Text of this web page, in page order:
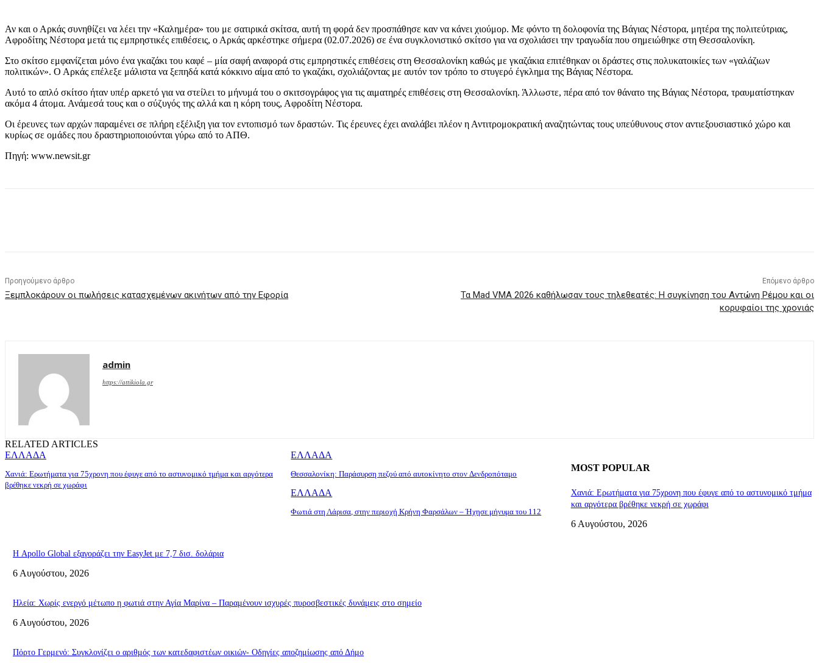
Αν και ο Αρκάς συνηθίζει να λέει την «Καλημέρα» του με σατιρικά σκίτσα, αυτή τη φορά δεν προσπάθησε καν να κάνει χιούμορ. Με φόντο τη δολοφονία της Βάγιας Νέστορα, μητέρα της πολιτεύτριας,
Αφροδίτης Νέστορα μετά τις εμπρηστικές επιθέσεις, ο Αρκάς αρκέστηκε σήμερα (02.07.2026) σε ένα συγκλονιστικό σκίτσο για να σχολιάσει την τραγωδία που σημειώθηκε στη Θεσσαλονίκη.
Στο σκίτσο εμφανίζεται μόνο ένα γκαζάκι του καφέ – μία σαφή αναφορά στις εμπρηστικές επιθέσεις στη Θεσσαλονίκη καθώς με γκαζάκια επιτέθηκαν οι δράστες στις πολυκατοικίες των «γαλάζιων
πολιτικών». Ο Αρκάς επέλεξε μάλιστα να ξεπηδά κατά κόκκινο αίμα από το γκαζάκι, σχολιάζοντας με αυτόν τον τρόπο το στυγερό έγκλημα της Βάγιας Νέστορα.
Αυτό το απλό σκίτσο ήταν υπέρ αρκετό για να στείλει το μήνυμά του ο σκιτσογράφος για τις αιματηρές επιθέσεις στη Θεσσαλονίκη. Άλλωστε, πέρα από τον θάνατο της Βάγιας Νέστορα, τραυματίστηκαν
ακόμα 4 άτομα. Ανάμεσά τους και ο σύζυγός της αλλά και η κόρη τους, Αφροδίτη Νέστορα.
Οι έρευνες των αρχών παραμένει σε πλήρη εξέλιξη για τον εντοπισμό των δραστών. Τις έρευνες έχει αναλάβει πλέον η Αντιτρομοκρατική αναζητώντας τους υπεύθυνους στον αντιεξουσιαστικό χώρο και
κυρίως σε ομάδες που δραστηριοποιούνται γύρω από το ΑΠΘ.
Πηγή: www.newsit.gr
Προηγούμενο άρθρο
Ξεμπλοκάρουν οι πωλήσεις κατασχεμένων ακινήτων από την Εφορία
Επόμενο άρθρο
Τα Mad VMA 2026 καθήλωσαν τους τηλεθεατές: Η συγκίνηση του Αντώνη Ρέμου και οι
κορυφαίοι της χρονιάς
admin
https://attikiola.gr
RELATED ARTICLES
ΕΛΛΑΔΑ
Χανιά: Ερωτήματα για 75χρονη που έφυγε από το αστυνομικό τμήμα και αργότερα
βρέθηκε νεκρή σε χωράφι
ΕΛΛΑΔΑ
Θεσσαλονίκη: Παράσυρση πεζού από αυτοκίνητο στον Δενδροπόταμο
ΕΛΛΑΔΑ
Φωτιά στη Λάρισα, στην περιοχή Κρήνη Φαρσάλων – Ήχησε μήνυμα του 112
MOST POPULAR
Χανιά: Ερωτήματα για 75χρονη που έφυγε από το αστυνομικό τμήμα
και αργότερα βρέθηκε νεκρή σε χωράφι
6 Αυγούστου, 2026
Η Apollo Global εξαγοράζει την EasyJet με 7,7 δισ. δολάρια
6 Αυγούστου, 2026
Ηλεία: Χωρίς ενεργό μέτωπο η φωτιά στην Αγία Μαρίνα – Παραμένουν ισχυρές πυροσβεστικές δυνάμεις στο σημείο
6 Αυγούστου, 2026
Πόρτο Γερμενό: Συγκλονίζει ο αριθμός των κατεδαφιστέων οικιών- Οδηγίες αποζημίωσης από Δήμο